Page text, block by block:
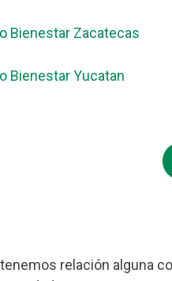
Bienestar Zacatecas
Bienestar Yucatan
relación alguna